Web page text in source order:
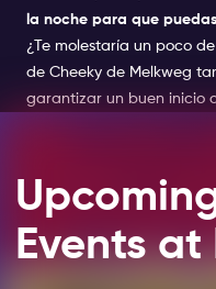
la noche para que
¿Te molestaría un poco
de Cheeky de Melkweg
garantizar un buen inicio
Events at